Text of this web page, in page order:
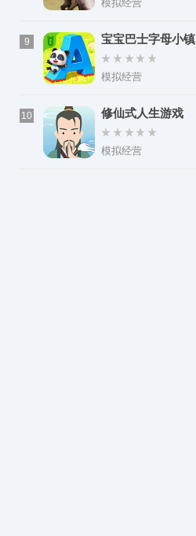
模拟经营
9 宝宝巴士字母小镇
模拟经营
10 修仙式人生游戏
模拟经营